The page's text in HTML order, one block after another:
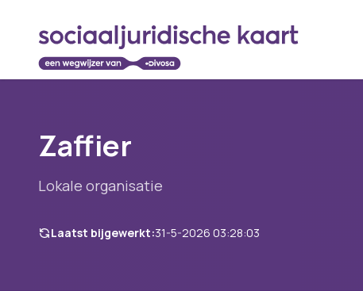
Zaffier
Lokale organisatie
Laatst bijgewerkt:31-5-2026 03:28:03